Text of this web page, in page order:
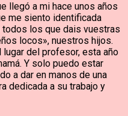
llegó a mi hace unos años
me siento identificada
los que dais vuestras
locos», nuestros hijos.
lugar del profesor, esta año
Y solo puedo estar
a dar en manos de una
dedicada a su trabajo y